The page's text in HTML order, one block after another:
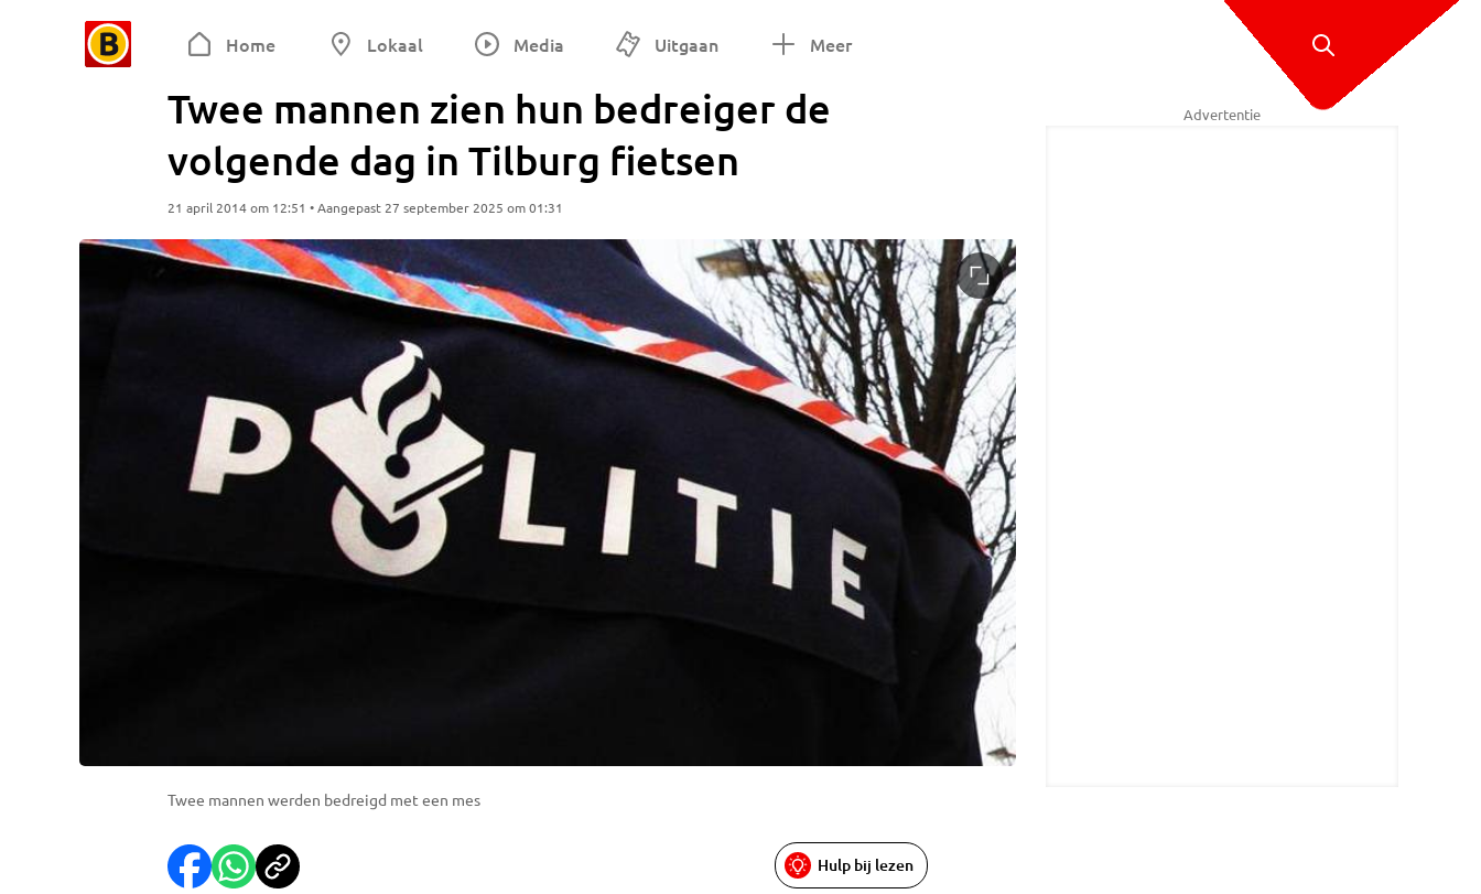
Home Lokaal Media Uitgaan Meer
Twee mannen zien hun bedreiger de
volgende dag in Tilburg fietsen
21 april 2014 om 12:51 • Aangepast 27 september 2025 om 01:31
Twee mannen werden bedreigd met een mes
Hulp bij lezen
Advertentie